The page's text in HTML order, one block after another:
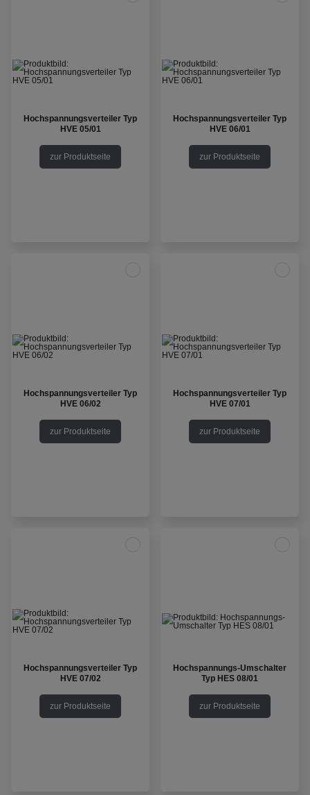
Hochspannungsverteiler Typ
HVE 05/01
zur Produktseite
Hochspannungsverteiler Typ
HVE 06/01
zur Produktseite
Hochspannungsverteiler Typ
HVE 06/02
zur Produktseite
Hochspannungsverteiler Typ
HVE 07/01
zur Produktseite
Hochspannungsverteiler Typ
HVE 07/02
zur Produktseite
Hochspannungs-Umschalter
Typ HES 08/01
zur Produktseite